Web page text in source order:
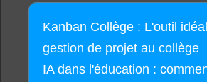
Kanban Collège : L'outil
gestion de projet au collège
IA dans l'éducation :